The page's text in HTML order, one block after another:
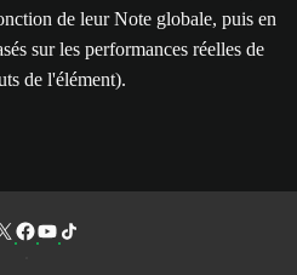
de leur Note globale, puis en
sur les performances réelles de
de l'élément).